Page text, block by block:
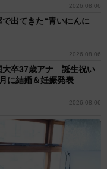
2026.08.06
出てきた“青いにんに
2026.08.06
大卒37歳アナ 誕生祝い
に結婚＆妊娠発表
2026.08.06